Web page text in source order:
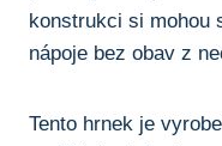
konstrukci si mohou⁣
nápoje bez obav z
Tento hrnek ‍je